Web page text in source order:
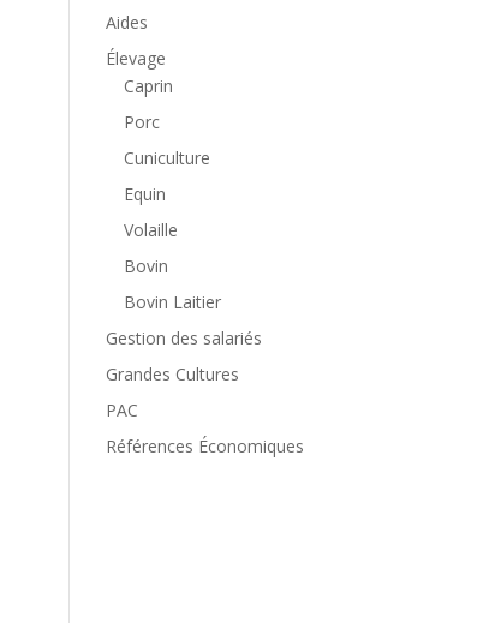
Aides
Élevage
Caprin
Porc
Cuniculture
Equin
Volaille
Bovin
Bovin Laitier
Gestion des salariés
Grandes Cultures
PAC
Références Économiques